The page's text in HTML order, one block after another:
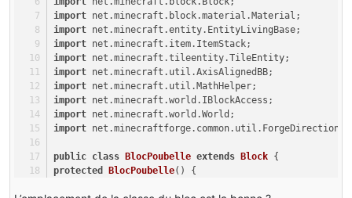
import net.minecraft.block.material.Material;
import net.minecraft.entity.EntityLivingBase;
import net.minecraft.item.ItemStack;
import net.minecraft.tileentity.TileEntity;
import net.minecraft.util.AxisAlignedBB;
import net.minecraft.util.MathHelper;
import net.minecraft.world.IBlockAccess;
import net.minecraft.world.World;
import net.minecraftforge.common.util.ForgeDirection;
public class BlocPoubelle extends Block {
protected
BlocPoubelle()
{